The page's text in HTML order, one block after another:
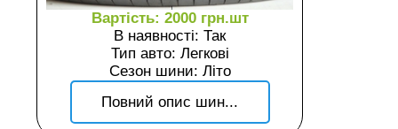
Вартість: 2000 грн.шт
В наявності: Так
Тип авто: Легкові
Сезон шини: Літо
Повний опис шин...